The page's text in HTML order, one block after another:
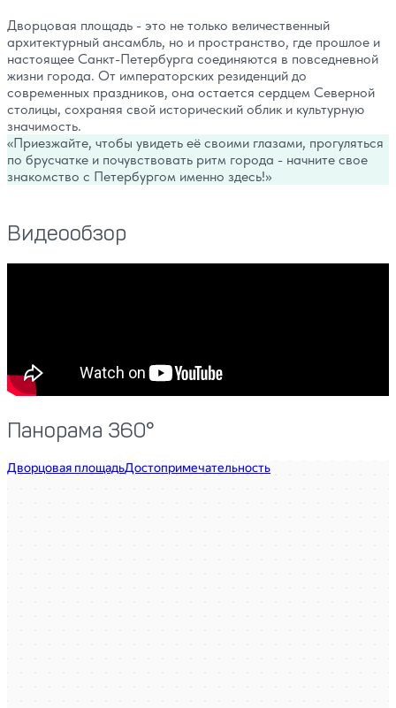
Дворцовая площадь - это не только величественный
архитектурный ансамбль, но и пространство, где прошлое и
настоящее Санкт-Петербурга соединяются в повседневной
жизни города. От императорских резиденций до
современных праздников, она остается сердцем Северной
столицы, сохраняя свой исторический облик и культурную
значимость.
Приезжайте, чтобы увидеть её своими глазами, прогуляться
по брусчатке и почувствовать ритм города - начните свое
знакомство с Петербургом именно здесь!
Видеообзор
Панорама 360°